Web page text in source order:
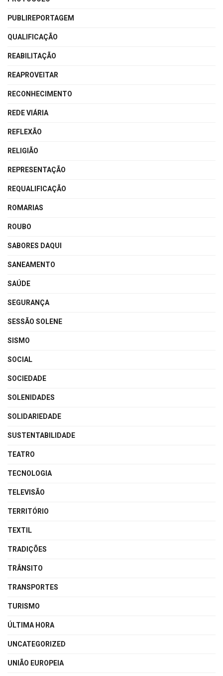
PUBLIREPORTAGEM
QUALIFICAÇÃO
REABILITAÇÃO
REAPROVEITAR
RECONHECIMENTO
REDE VIÁRIA
REFLEXÃO
RELIGIÃO
REPRESENTAÇÃO
REQUALIFICAÇÃO
ROMARIAS
ROUBO
SABORES DAQUI
SANEAMENTO
SAÚDE
SEGURANÇA
SESSÃO SOLENE
SISMO
SOCIAL
SOCIEDADE
SOLENIDADES
SOLIDARIEDADE
SUSTENTABILIDADE
TEATRO
TECNOLOGIA
TELEVISÃO
TERRITÓRIO
TEXTIL
TRADIÇÕES
TRÂNSITO
TRANSPORTES
TURISMO
ÚLTIMA HORA
UNCATEGORIZED
UNIÃO EUROPEIA